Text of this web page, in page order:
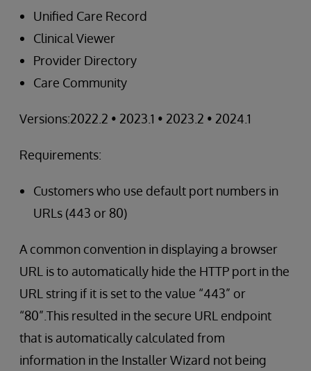
Unified Care Record
Clinical Viewer
Provider Directory
Care Community
Versions:2022.2 • 2023.1 • 2023.2 • 2024.1
Requirements:
Customers who use default port numbers in
URLs (443 or 80)
A common convention in displaying a browser
URL is to automatically hide the HTTP port in the
URL string if it is set to the value “443” or
“80”.This resulted in the secure URL endpoint
that is automatically calculated from
information in the Installer Wizard not being